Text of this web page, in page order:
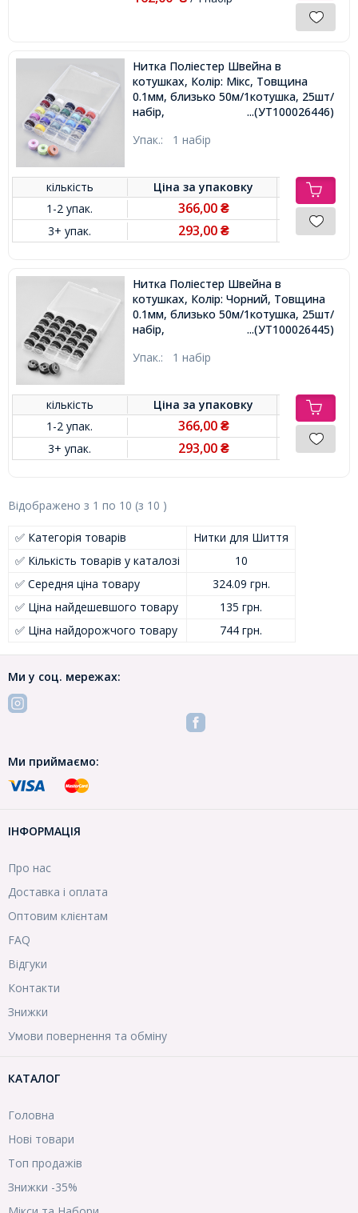
Нитка Поліестер Швейна в
котушках, Колір: Мікс, Товщина
0.1мм, близько 50м/1котушка, 25шт/
набір,
...(УТ100026446)
Упак.: 1 набір
кількість Ціна заупаковку
1-2 упак.
366,00 ₴
3+ упак. 293,00 ₴
Нитка Поліестер Швейна в
котушках, Колір: Чорний, Товщина
0.1мм, близько 50м/1котушка, 25шт/
набір,
...(УТ100026445)
Упак.: 1 набір
кількість Ціна заупаковку
1-2 упак.
366,00 ₴
3+ упак. 293,00 ₴
Відображено з 1 по 10 (з 10 )
✅ Категорія товарів
Нитки для Шиття
✅ Кількість товарів у каталозі
10
✅ Середня ціна товару
324.09 грн.
✅ Ціна найдешевшого товару
135 грн.
✅ Ціна найдорожчого товару
744 грн.
Ми у соц. мережах:
Ми приймаємо:
ІНФОРМАЦІЯ
Про нас
Доставка і оплата
Оптовим клієнтам
FAQ
Відгуки
Контакти
Знижки
Умови повернення та обміну
КАТАЛОГ
Головна
Нові товари
Топ продажів
Знижки -35%